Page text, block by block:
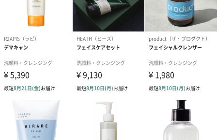
ダンボール装飾（ひま
わり）（720円）
ダンボール装飾（チュ
ーリップ）（720円）
ダンボール装
イトピンク×
ト）（580円）